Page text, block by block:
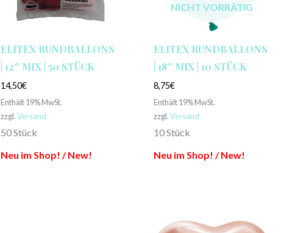
ELITEX RUNDBALLONS
| 12″ MIX | 50 STÜCK
14,50€
Enthält 19% MwSt.
zzgl.Versand
50 Stück
Neu im Shop! / New!
NICHT VORRÄTIG
ELITEX RUNDBALLONS
| 18″ MIX | 10 STÜCK
8,75€
Enthält 19% MwSt.
zzgl.Versand
10 Stück
Neu im Shop! / New!